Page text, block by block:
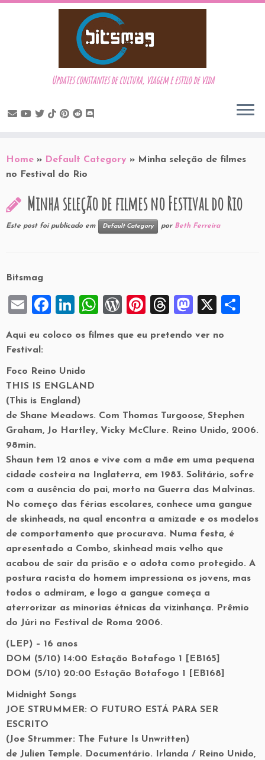
to
content
Updates constantes de cultura, viagem e estilo de vida
Home » Default Category » Minha seleção de filmes
no Festival do Rio
Minha seleção de filmes no Festival do Rio
Este post foi publicado em Default Category por Beth Ferreira
Bitsmag
E
ai
F
c
b
o
o
k
Li
k
dI
n
W
at
p
W
d
Pi
er
T
e
M
st
n
X
Aqui eu coloco os filmes que eu pretendo ver no
Festival:
Foco Reino Unido
THIS IS ENGLAND
(This is England)
de Shane Meadows. Com Thomas Turgoose, Stephen
Graham, Jo Hartley, Vicky McClure. Reino Unido, 2006.
98min.
Shaun tem 12 anos e vive com a mãe em uma pequena
cidade costeira na Inglaterra, em 1983. Solitário, sofre
com a ausência do pai, morto na Guerra das Malvinas.
No começo das férias escolares, conhece uma gangue
de skinheads, na qual encontra a amizade e os modelos
de comportamento que procurava. Numa festa, é
apresentado a Combo, skinhead mais velho que
acabou de sair da prisão e o adota como protegido. A
postura racista do homem impressiona os jovens, mas
todos o admiram, e logo a gangue começa a
aterrorizar as minorias étnicas da vizinhança. Prêmio
do Júri no Festival de Roma 2006.
(LEP) – 16 anos
DOM (5/10) 14:00 Estação Botafogo 1 [EB165]
DOM (5/10) 20:00 Estação Botafogo 1 [EB168]
Midnight Songs
JOE STRUMMER: O FUTURO ESTÁ PARA SER
ESCRITO
(Joe Strummer: The Future Is Unwritten)
de Julien Temple. Documentário. Irlanda / Reino Unido,